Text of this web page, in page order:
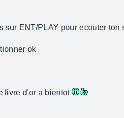
ENT/PLAY pour ecouter ton
ok
livre d'or a bientot